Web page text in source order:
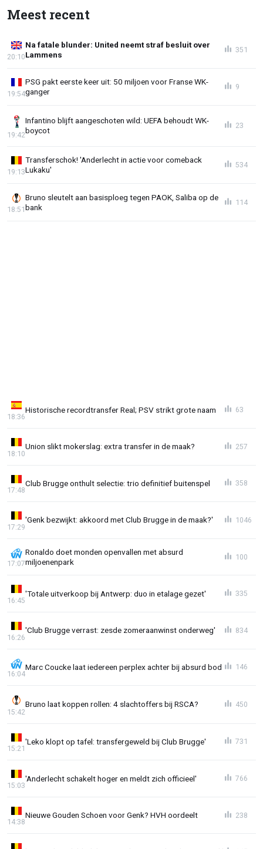
Meest recent
Na fatale blunder: United neemt straf besluit over
Lammens
20:10
351
PSG pakt eerste keer uit: 50 miljoen voor Franse WK-
ganger
19:54
9
Infantino blijft aangeschoten wild: UEFA behoudt WK-
boycot
19:42
23
Transferschok! 'Anderlecht in actie voor comeback
Lukaku'
19:13
534
Bruno sleutelt aan basisploeg tegen PAOK, Saliba op de
bank
18:51
114
Historische recordtransfer Real; PSV strikt grote naam
18:36
63
Union slikt mokerslag: extra transfer in de maak?
18:10
257
Club Brugge onthult selectie: trio definitief buitenspel
17:48
358
'Genk bezwijkt: akkoord met Club Brugge in de maak?'
17:29
1046
Ronaldo doet monden openvallen met absurd
miljoenenpark
17:07
100
'Totale uitverkoop bij Antwerp: duo in etalage gezet'
16:45
335
'Club Brugge verrast: zesde zomeraanwinst onderweg'
16:26
834
Marc Coucke laat iedereen perplex achter bij absurd bod
16:04
146
Bruno laat koppen rollen: 4 slachtoffers bij RSCA?
15:42
450
'Leko klopt op tafel: transfergeweld bij Club Brugge'
15:21
731
'Anderlecht schakelt hoger en meldt zich officieel'
15:03
766
Nieuwe Gouden Schoen voor Genk? HVH oordeelt
14:38
238